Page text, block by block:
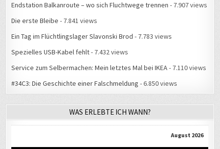
Endstation Balkanroute – wo sich Fluchtwege trennen - 7.907 views
Die erste Bleibe - 7.841 views
Ein Tag im Flüchtlingslager Slavonski Brod - 7.783 views
Spezielles USB-Kabel fehlt- 7.432 views
Service zum Selbermachen: Mein letztes Mal bei IKEA- 7.110 views
#34C3: Die Geschichte einer Falschmeldung - 6.850 views
WAS ERLEBTE ICH WANN?
August 2026